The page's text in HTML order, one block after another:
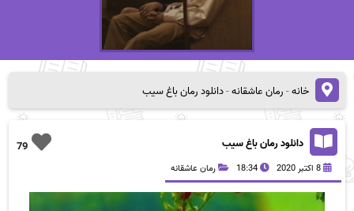
خانه-رمان عاشقانه-دانلود رمان باغ سیب
79 دانلود رمان باغ سیب
8 اکتبر 2020 18:34 رمان عاشقانه